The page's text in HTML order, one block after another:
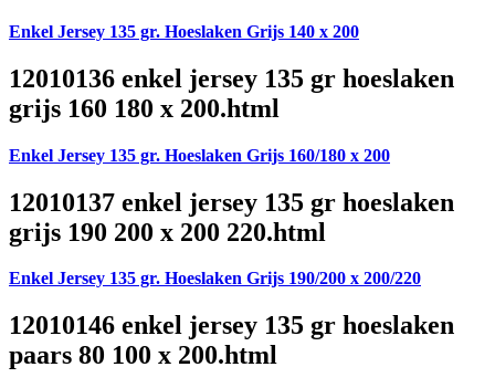
Enkel Jersey 135 gr. Hoeslaken Grijs 140 x 200
12010136 enkel jersey 135 gr hoeslaken
grijs 160 180 x 200.html
Enkel Jersey 135 gr. Hoeslaken Grijs 160/180 x 200
12010137 enkel jersey 135 gr hoeslaken
grijs 190 200 x 200 220.html
Enkel Jersey 135 gr. Hoeslaken Grijs 190/200 x 200/220
12010146 enkel jersey 135 gr hoeslaken
paars 80 100 x 200.html